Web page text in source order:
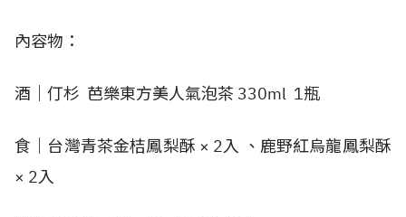
內容物：
酒｜仃杉 芭樂東方美人氣泡茶 330ml 1瓶
食｜台灣青茶金桔鳳梨酥 × 2入 、鹿野紅烏龍鳳梨酥
× 2入